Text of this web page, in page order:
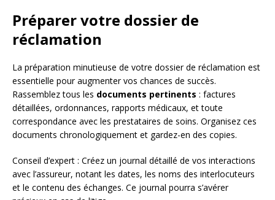
Préparer votre dossier de
réclamation
La préparation minutieuse de votre dossier de réclamation est
essentielle pour augmenter vos chances de succès.
Rassemblez tous les documents pertinents : factures
détaillées, ordonnances, rapports médicaux, et toute
correspondance avec les prestataires de soins. Organisez ces
documents chronologiquement et gardez-en des copies.
Conseil d’expert : Créez un journal détaillé de vos interactions
avec l’assureur, notant les dates, les noms des interlocuteurs
et le contenu des échanges. Ce journal pourra s’avérer